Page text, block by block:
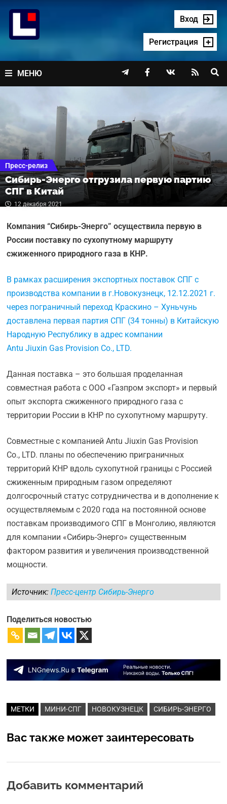
содержимому
Вход
Регистрация
МЕНЮ    
Пресс-релиз
Сибирь-Энерго отгрузила первую партию
СПГ в Китай
12 декабря 2021
Компания “Сибирь-Энерго” осуществила первую в
России поставку по сухопутному маршруту
сжиженного природного газа в КНР.
В рамках расширения экспортных поставок СПГ с
производства компании в г.Новокузнецк, 12.12.2021 г.
через пограничный переход Краскино – Хуньчунь
доставлена первая партия СПГ (34 тонны) в Китайскую
Народную Республику в адрес компании
Antu Jiuxin Gas Provision Co., LTD.
Данная поставка – это большая проделанная
совместная работа с ООО «Газпром экспорт» и первый
опыт экспорта сжиженного природного газа с
территории России в КНР по сухопутному маршруту.
Совместные с компанией Antu Jiuxin Gas Provision
Co., LTD. планы по обеспечению приграничных
территорий КНР вдоль сухопутной границы с Россией
сжиженным природным газом определяют
долгосрочный статус сотрудничества и в дополнение к
осуществляемым с 2020 года на постоянной основе
поставкам производимого СПГ в Монголию, являются
для компании «Сибирь-Энерго» существенным
фактором развития и увеличения производственной
мощности.
Источник:Пресс-центр Сибирь-Энерго
Поделиться новостью
МЕТКИ МИНИ-СПГ НОВОКУЗНЕЦК СИБИРЬ-ЭНЕРГО
Вас также может заинтересовать
Добавить комментарий